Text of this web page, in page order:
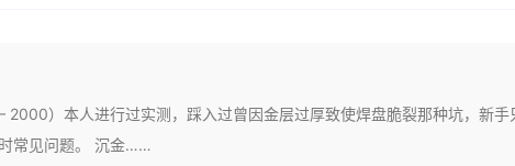
2000）本人进行过实测，踩入过曾因金层过厚致使焊盘脆裂那种坑，新
常见问题。 沉金……